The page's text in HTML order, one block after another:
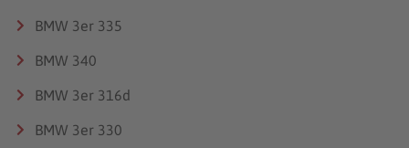
BMW 3er 335
BMW 340
BMW 3er 316d
BMW 3er 330